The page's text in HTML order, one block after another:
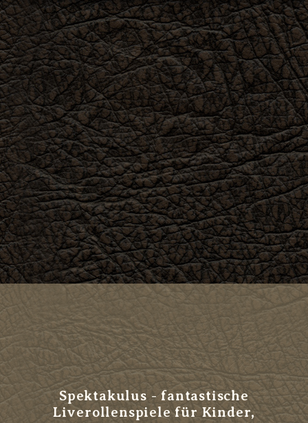
Spektakulus - fantastische
Liverollenspiele für Kinder,